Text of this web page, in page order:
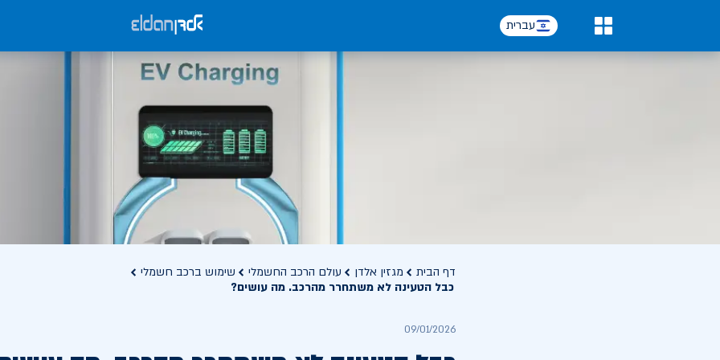
עברית
דף הבית מגזין אלדן עולם הרכב החשמלי
שימוש ברכב חשמלי
כבל הטעינה לא משתחרר מהרכב. מה עושים?
09/01/2026